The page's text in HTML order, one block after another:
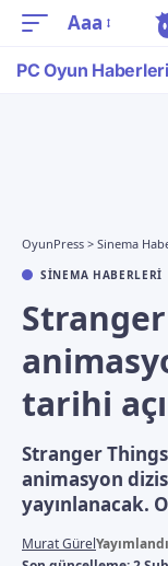
Aaa
PC Oyun Haberleri
OyunPress > Sinema
SINEMA HABERLERI
tarihi
Stranger
animasyon
yayınlanacak.
Murat Gürel